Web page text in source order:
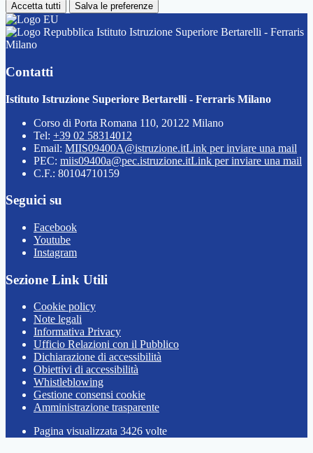
Accetta tutti Salva le preferenze
Istituto Istruzione Superiore Bertarelli - Ferraris
Milano
Contatti
Istituto Istruzione Superiore Bertarelli - Ferraris Milano
Corso di Porta Romana 110, 20122 Milano
Tel: +39 02 58314012
Email: MIIS09400A@istruzione.itLink per inviare una mail
PEC: miis09400a@pec.istruzione.itLink per inviare una mail
C.F.: 80104710159
Seguici su
Facebook
Youtube
Instagram
Sezione Link Utili
Cookie policy
Note legali
Informativa Privacy
Ufficio Relazioni con il Pubblico
Dichiarazione di accessibilità
Obiettivi di accessibilità
Whistleblowing
Gestione consensi cookie
Amministrazione trasparente
Pagina visualizzata 3426 volte